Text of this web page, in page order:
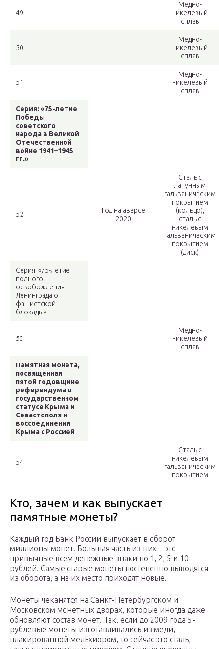
49
Медно-
никелевый
сплав
50
Медно-
никелевый
сплав
51
Медно-
никелевый
сплав
Серия: «75-летие
Победы
советского
народа в Великой
Отечественной
войне 1941–1945
гг.»
52
Год на аверсе
2020
Сталь с
латунным
гальваническим
покрытием
(кольцо),
сталь с
никелевым
гальваническим
покрытием
(диск)
Серия: «75-летие
полного
освобождения
Ленинграда от
фашистской
блокады»
53
Медно-
никелевый
сплав
Памятная монета,
посвященная
пятой годовщине
референдума о
государственном
статусе Крыма и
Севастополя и
воссоединения
Крыма с Россией
54
Сталь с
никелевым
гальваническим
покрытием
Кто, зачем и как выпускает
памятные монеты?
Каждый год Банк России выпускает в оборот
миллионы монет. Большая часть из них – это
привычные всем денежные знаки по 1, 2, 5 и 10
рублей. Самые старые монеты постепенно выводятся
из оборота, а на их место приходят новые.
Монеты чеканятся на Санкт-Петербургском и
Московском монетных дворах, которые иногда даже
обновляют состав монет. Так, если до 2009 года 5-
рублевые монеты изготавливались из меди,
плакированной мельхиором, то сейчас это сталь,